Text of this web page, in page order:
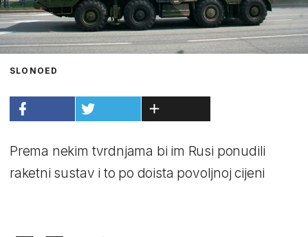
SLONOED
Prema nekim tvrdnjama bi im Rusi ponudili
raketni sustav i to po doista povoljnoj cijeni